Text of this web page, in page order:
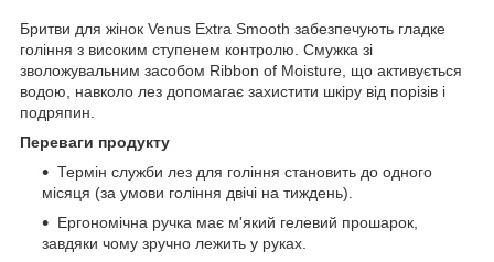
Бритви для жінок Venus Extra Smooth забезпечують гладке
гоління з високим ступенем контролю. Смужка зі
зволожувальним засобом Ribbon of Moisture, що активується
водою, навколо лез допомагає захистити шкіру від порізів і
подряпин.
Переваги продукту
Термін служби лез для гоління становить до одного
місяця (за умови гоління двічі на тиждень).
Ергономічна ручка має м'який гелевий прошарок,
завдяки чому зручно лежить у руках.